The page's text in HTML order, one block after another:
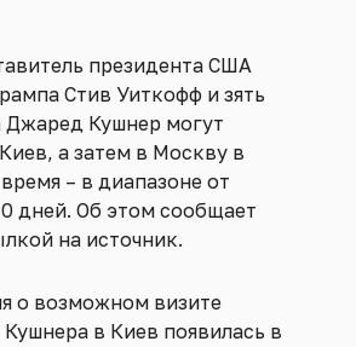
президента США
Стив Уиткофф и зять
Джаред Кушнер могут
а затем в Москву в
– в диапазоне от
дней. Об этом сообщает
на источник.
о возможном визите
в Киев появилась в